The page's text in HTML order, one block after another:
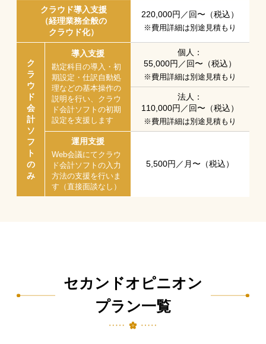
クラウド導入支援
（経理業務全般の
クラウド化）
220,000円​／回〜（税込）
※費用詳細は別途見積もり
ク
ラ
ウ
ド
会
計
ソ
フ
ト
の
み
導入支援
勘定科目の導入・初
期設定・仕訳自動処
理などの基本操作の
説明を行い、クラウ
ド会計ソフトの初期
設定を支援します
個人：
55,000円​／回〜（税込）
※費用詳細は別途見積もり
法人：
110,000円​／回〜（税込）
※費用詳細は別途見積もり
運用支援
Web会議にてクラウ
ド会計ソフトの入力
方法の支援を行いま
す（直接面談なし）
5,500円​／月〜（税込）
セカンドオピニオン
プラン一覧